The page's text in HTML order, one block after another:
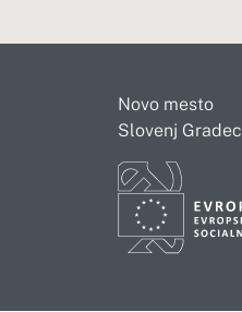
Novo mesto
Slovenj Gradec